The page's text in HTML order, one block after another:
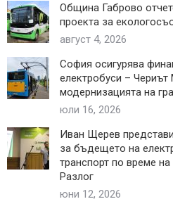
Община Габрово
проекта за
август 4, 2026
София осигурява
електробуси –
модернизацията на
юли 16, 2026
Иван Щерев
за бъдещето на
транспорт по време
Разлог
юни 12, 2026